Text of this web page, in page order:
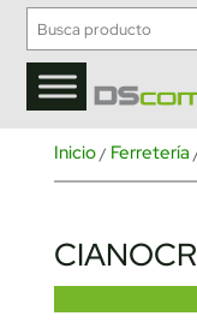
Inicio/ Ferretería